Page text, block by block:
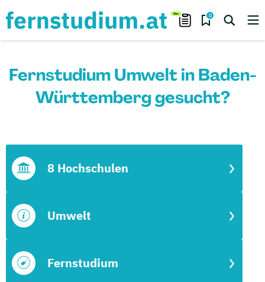
0
Fernstudium Umwelt in Baden-
Württemberg gesucht?
Fernstudium
Umwelt
8 Hochschulen